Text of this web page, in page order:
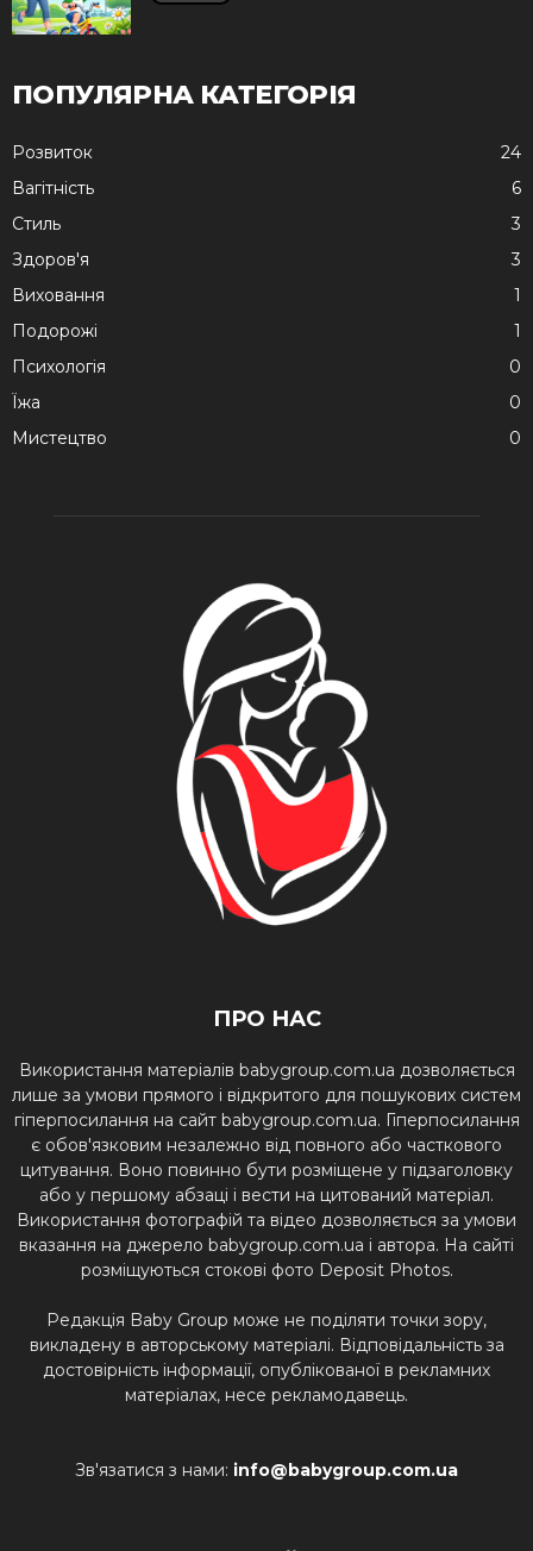
ПОПУЛЯРНА КАТЕГОРІЯ
Розвиток
24
Вагітність
6
Стиль
3
Здоров'я
3
Виховання
1
Подорожі
1
Психологія
0
Їжа
0
Мистецтво
0
ПРО НАС
Використання матеріалів babygroup.com.ua дозволяється
лише за умови прямого і відкритого для пошукових систем
гіперпосилання на сайт babygroup.com.ua. Гіперпосилання
є обов'язковим незалежно від повного або часткового
цитування. Воно повинно бути розміщене у підзаголовку
або у першому абзаці і вести на цитований матеріал.
Використання фотографій та відео дозволяється за умови
вказання на джерело babygroup.com.ua і автора. На сайті
розміщуються стокові фото Deposit Photos.
Редакція Baby Group може не поділяти точки зору,
викладену в авторському матеріалі. Відповідальність за
достовірність інформації, опублікованої в рекламних
матеріалах, несе рекламодавець.
Зв'язатися з нами: info@babygroup.com.ua